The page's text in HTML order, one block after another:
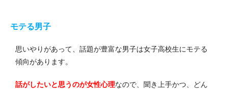
モテる男子
思いやりがあって、話題が豊富な男子は女子高校生にモテる
傾向があります。
話がしたいと思うのが女性心理なので、聞き上手かつ、どん